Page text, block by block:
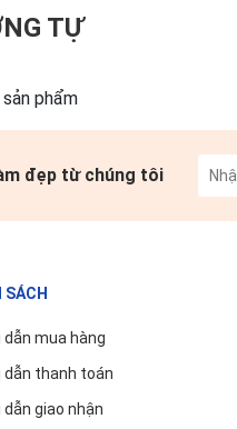
TỰ
phẩm
đẹp từ chúng tôi
SÁCH
dẫn mua hàng
dẫn thanh toán
dẫn giao nhận